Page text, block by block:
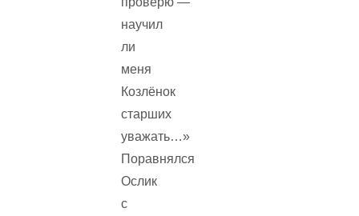
научил
ли
меня
Козлёнок
старших
уважать…»
Поравнялся
Ослик
с